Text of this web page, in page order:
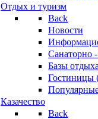
Отдых и туризм
Back
Новости
Санаторно
Базы отдыха
Гостиницы
Казачество
Back